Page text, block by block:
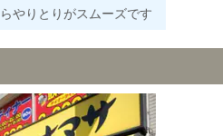
やりとりがスムーズです